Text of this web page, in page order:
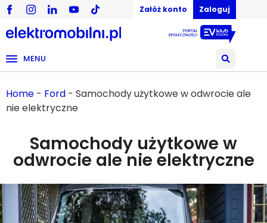
Załóż konto Zaloguj
MENU
Home - Ford - Samochody użytkowe w odwrocie ale
nie elektryczne
Samochody użytkowe w
odwrocie ale nie elektryczne